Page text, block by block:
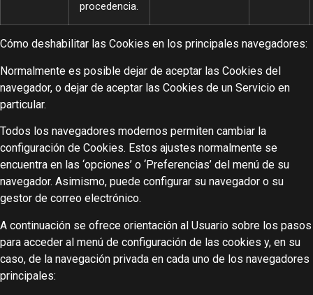
procedencia.
Cómo deshabilitar las Cookies en los principales navegadores:
Normalmente es posible dejar de aceptar las Cookies del
navegador, o dejar de aceptar las Cookies de un Servicio en
particular.
Todos los navegadores modernos permiten cambiar la
configuración de Cookies. Estos ajustes normalmente se
encuentra en las ‘opciones’ o ‘Preferencias’ del menú de su
navegador. Asimismo, puede configurar su navegador o su
gestor de correo electrónico.
A continuación se ofrece orientación al Usuario sobre los pasos
para acceder al menú de configuración de las cookies y, en su
caso, de la navegación privada en cada uno de los navegadores
principales: